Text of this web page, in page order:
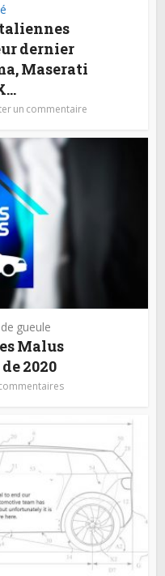
dernier
Maserati
un commentaire
gueule
Malus
2020